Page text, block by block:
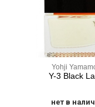
Yohji
Y-3 Black
нет в